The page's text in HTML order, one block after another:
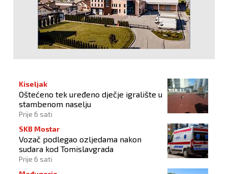
Kiseljak
Oštećeno tek uređeno dječje igralište u
stambenom naselju
Prije 6 sati
SKB Mostar
Vozač podlegao ozljedama nakon
sudara kod Tomislavgrada
Prije 6 sati